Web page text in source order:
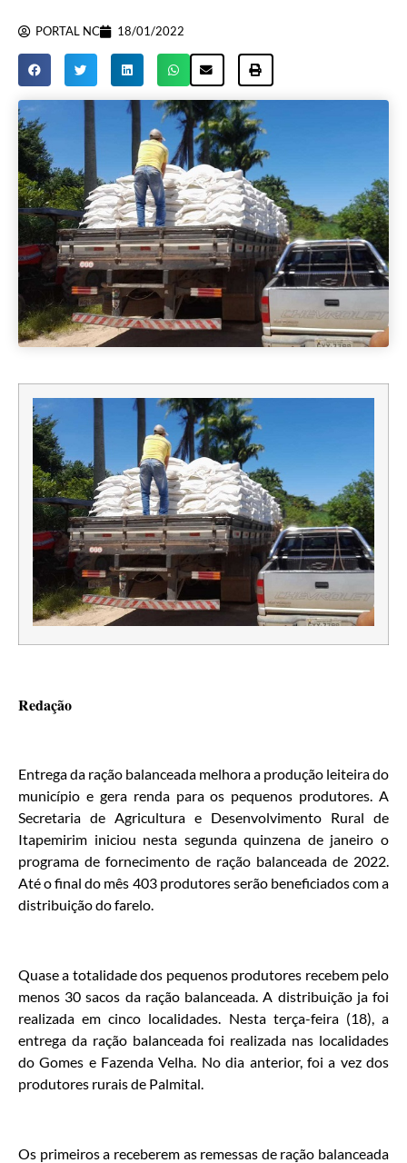
PORTAL NC 18/01/2022
Redação
Entrega da ração balanceada melhora a produção leiteira do
município e gera renda para os pequenos produtores. A
Secretaria de Agricultura e Desenvolvimento Rural de
Itapemirim iniciou nesta segunda quinzena de janeiro o
programa de fornecimento de ração balanceada de 2022.
Até o final do mês 403 produtores serão beneficiados com a
distribuição do farelo.
Quase a totalidade dos pequenos produtores recebem pelo
menos 30 sacos da ração balanceada. A distribuição ja foi
realizada em cinco localidades. Nesta terça-feira (18), a
entrega da ração balanceada foi realizada nas localidades
do Gomes e Fazenda Velha. No dia anterior, foi a vez dos
produtores rurais de Palmital.
Os primeiros a receberem as remessas de ração balanceada